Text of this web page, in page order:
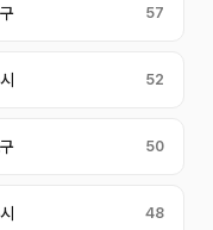
57
52
50
48